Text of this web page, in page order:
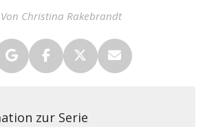
Von Christina Rakebrandt
zur Serie